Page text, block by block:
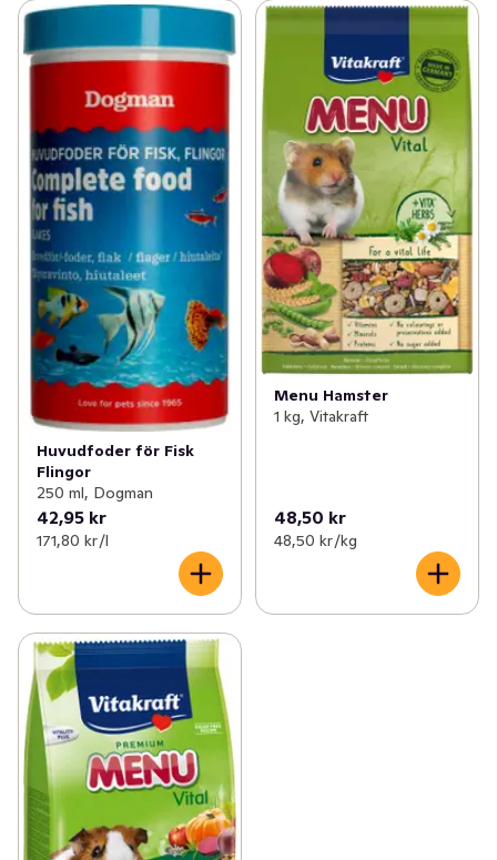
✓ Hundmat
Kattillbehör (5)
✓ Hundtillbehör (5)
✓ Fågelmat
✓ Djurtillbehör (3)
✓ Övrig djurmat (3)
Huvudfoder för Fisk
Flingor
250 ml, Dogman
42,95 kr
171,80 kr /l
Menu Hamster
1 kg, Vitakraft
48,50 kr
48,50 kr /kg